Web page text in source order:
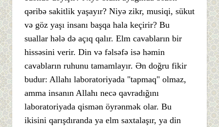
qəribə sakitlik yaşayır? Niyə zikr, musiqi, sükut
və göz yaşı insanı başqa hala keçirir? Bu
suallar hələ də açıq qalır. Elm cavabların bir
hissəsini verir. Din və fəlsəfə isə həmin
cavabların ruhunu tamamlayır. Ən doğru fikir
budur: Allahı laboratoriyada "tapmaq" olmaz,
amma insanın Allahı necə qavradığını
laboratoriyada qismən öyrənmək olar. Bu
ikisini qarışdıranda ya elm saxtalaşır, ya din